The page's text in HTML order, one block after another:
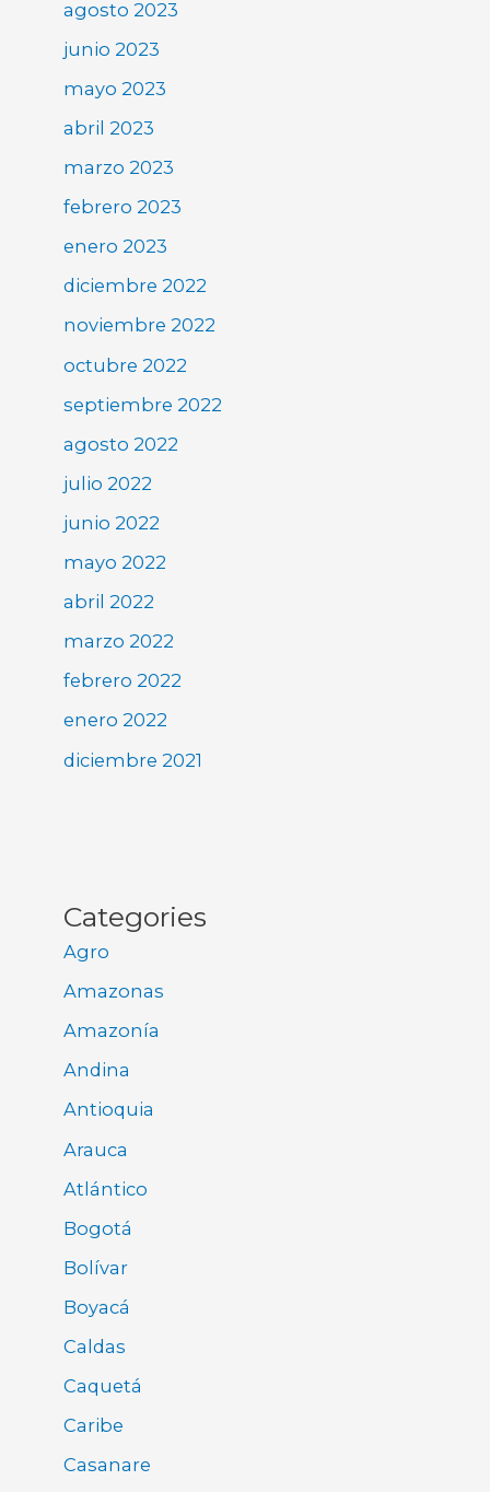
agosto 2023
junio 2023
mayo 2023
abril 2023
marzo 2023
febrero 2023
enero 2023
diciembre 2022
noviembre 2022
octubre 2022
septiembre 2022
agosto 2022
julio 2022
junio 2022
mayo 2022
abril 2022
marzo 2022
febrero 2022
enero 2022
diciembre 2021
Categories
Agro
Amazonas
Amazonía
Andina
Antioquia
Arauca
Atlántico
Bogotá
Bolívar
Boyacá
Caldas
Caquetá
Caribe
Casanare